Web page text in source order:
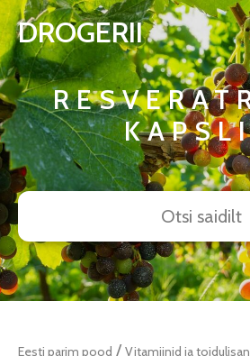
lisati ostukorvi. Vaata ostukorvi
DROGERII
Eesti parim pood / Vitamiinid ja